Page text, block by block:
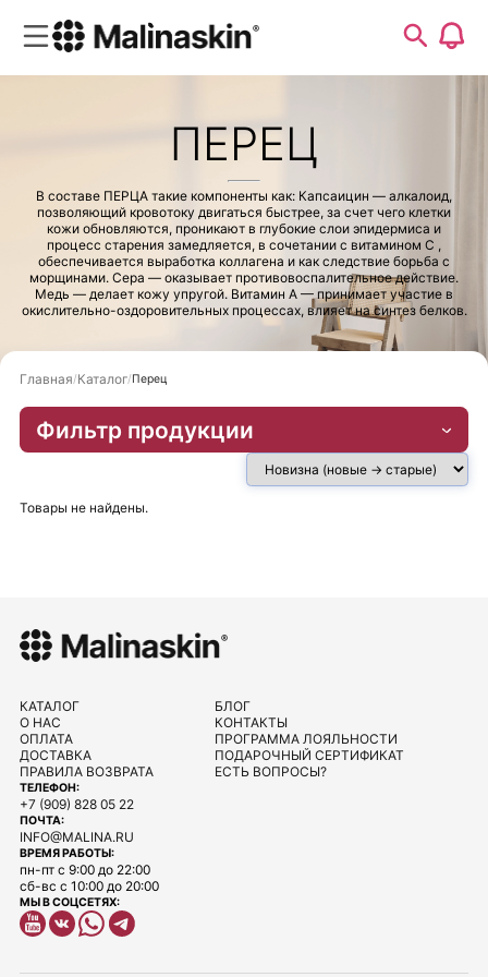
ПЕРЕЦ
В составе ПЕРЦА такие компоненты как: Капсаицин — алкалоид,
позволяющий кровотоку двигаться быстрее, за счет чего клетки
кожи обновляются, проникают в глубокие слои эпидермиса и
процесс старения замедляется, в сочетании с витамином С ,
обеспечивается выработка коллагена и как следствие борьба с
морщинами. Сера — оказывает противовоспалительное действие.
Медь — делает кожу упругой. Витамин А — принимает участие в
окислительно-оздоровительных процессах, влияет на синтез белков.
Главная Каталог Перец
Фильтр продукции
Товары не найдены.
ТЕЛЕФОН:
+7 (909) 828 05 22
ПОЧТА:
INFO@MALINA.RU
ВРЕМЯ РАБОТЫ:
пн-пт с 9:00 до 22:00
сб-вс с 10:00 до 20:00
МЫ В СОЦСЕТЯХ:
КАТАЛОГ
О НАС
ОПЛАТА
ДОСТАВКА
ПРАВИЛА ВОЗВРАТА
БЛОГ
КОНТАКТЫ
ПРОГРАММА ЛОЯЛЬНОСТИ
ПОДАРОЧНЫЙ СЕРТИФИКАТ
ЕСТЬ ВОПРОСЫ?